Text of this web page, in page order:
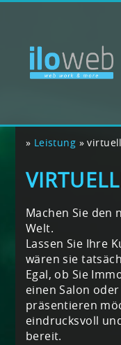
» Leistung »
Machen Sie den
Welt.
Lassen Sie Ihre
wären sie
Egal, ob Sie
einen Salon
präsentieren
eindrucksvoll
bereit.